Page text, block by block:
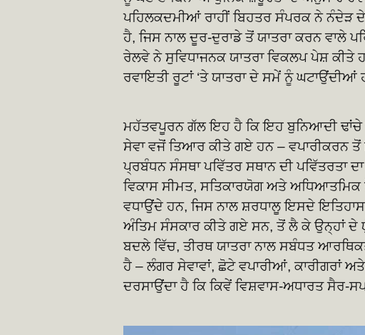
ਪਹਿਲਕਦਮੀਆਂ ਰਾਹੀਂ ਬਿਹਤਰ ਸੰਪਰਕ ਨੇ ਨੰਦੇੜ
ਹੈ, ਜਿਸ ਨਾਲ ਦੂਰ-ਦੁਰਾਡੇ ਤੋਂ ਯਾਤਰਾ ਕਰਨ ਵਾਲੇ
ਰੇਲਵੇ ਨੇ ਸੁਵਿਧਾਜਨਕ ਯਾਤਰਾ ਵਿਕਲਪ ਪੇਸ਼ ਕੀਤੇ
ਰਵਾਇਤੀ ਰੂਟਾਂ ‘ਤੇ ਯਾਤਰਾ ਦੇ ਸਮੇਂ ਨੂੰ ਘਟਾਉਂਦੀਆਂ
ਮਹੱਤਵਪੂਰਨ ਗੱਲ ਇਹ ਹੈ ਕਿ ਇਹ ਬੁਨਿਆਦੀ ਢਾਂਚੇ
ਸੇਵਾ ਵਜੋਂ ਤਿਆਰ ਕੀਤੇ ਗਏ ਹਨ – ਵਪਾਰੀਕਰਨ
ਪ੍ਰਬੰਧਨ ਸੰਸਥਾ ਪਵਿੱਤਰ ਸਥਾਨ ਦੀ ਪਵਿੱਤਰਤਾ
ਵਿਕਾਸ ਸੀਮਤ, ਸਤਿਕਾਰਯੋਗ ਅਤੇ
ਵਧਾਉਂਦੇ ਹਨ, ਜਿਸ ਨਾਲ ਸ਼ਰਧਾਲੂ ਇਸਦੇ
ਅੰਤਿਮ ਸੰਸਕਾਰ ਕੀਤੇ ਗਏ ਸਨ, ਤੋਂ ਲੈ ਕੇ ਉਨ੍ਹਾਂ ਦੇ
ਬਦਲੇ ਵਿੱਚ, ਤੀਰਥ ਯਾਤਰਾ ਨਾਲ ਸਬੰਧਤ
ਹੈ – ਲੰਗਰ ਸੇਵਾਵਾਂ, ਛੋਟੇ ਵਪਾਰੀਆਂ, ਕਾਰੀਗਰਾਂ
ਦਰਸਾਉਂਦਾ ਹੈ ਕਿ ਕਿਵੇਂ ਵਿਸ਼ਵਾਸ-ਅਧਾਰਤ ਸੈਰ-